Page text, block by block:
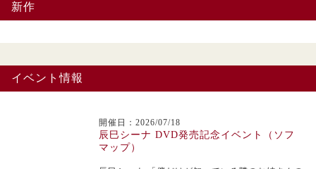
新作
イベント情報
開催日：2026/07/18
辰巳シーナ DVD発売記念イベント（ソフ
マップ）